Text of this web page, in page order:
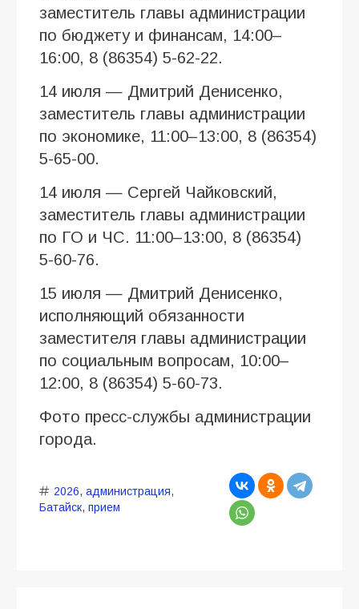
заместитель главы администрации
по бюджету и финансам, 14:00–
16:00, 8 (86354) 5-62-22.
14 июля — Дмитрий Денисенко,
заместитель главы администрации
по экономике, 11:00–13:00, 8 (86354)
5-65-00.
14 июля — Сергей Чайковский,
заместитель главы администрации
по ГО и ЧС. 11:00–13:00, 8 (86354)
5-60-76.
15 июля — Дмитрий Денисенко,
исполняющий обязанности
заместителя главы администрации
по социальным вопросам, 10:00–
12:00, 8 (86354) 5-60-73.
Фото пресс-службы администрации
города.
2026, администрация,
Батайск, прием